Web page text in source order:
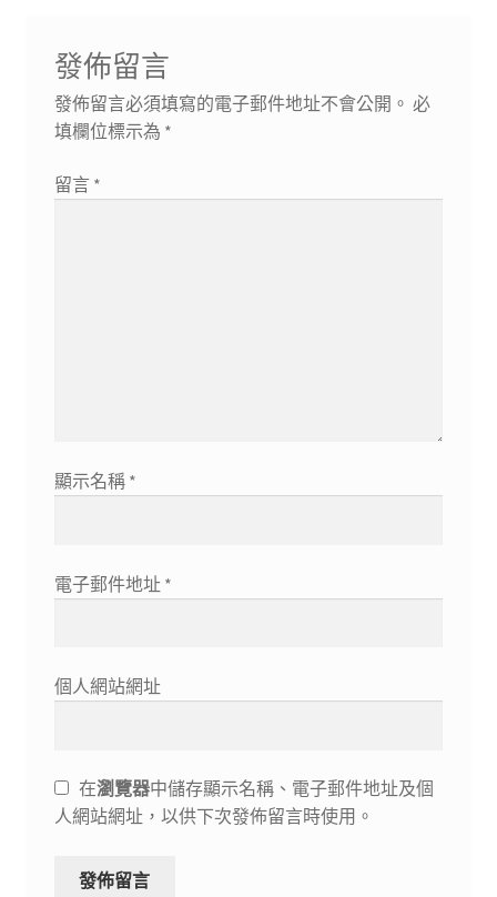
覽發佈留言
發佈留言必須填寫的電子郵件地址不會公開。 必
填欄位標示為 *
留言 *
顯示名稱 *
電子郵件地址 *
個人網站網址
在瀏覽器中儲存顯示名稱、電子郵件地址及個
人網站網址，以供下次發佈留言時使用。